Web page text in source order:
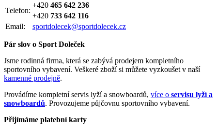
Telefon:
+420 465 642 236
+420 733 642 116
Email:
sportdolecek@sportdolecek.cz
Pár slov o Sport Doleček
Jsme rodinná firma, která se zabývá prodejem kompletního
sportovního vybavení. Veškeré zboží si můžete vyzkoušet v naší
kamenné prodejně.
Provádíme kompletní servis lyží a snowboardů, více o servisu lyží a
snowboardů. Provozujeme půjčovnu sportovního vybavení.
Přijímáme platební karty